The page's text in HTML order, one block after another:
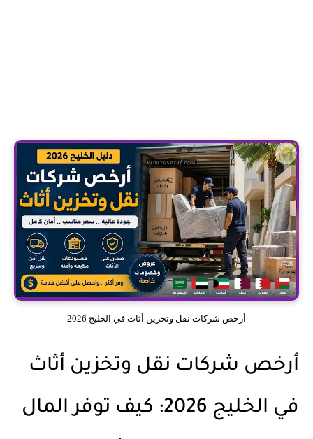
أرخص شركات نقل وتخزين أثاث في الخليج 2026
أرخص شركات نقل وتخزين أثاث
في الخليج 2026: كيف توفر المال